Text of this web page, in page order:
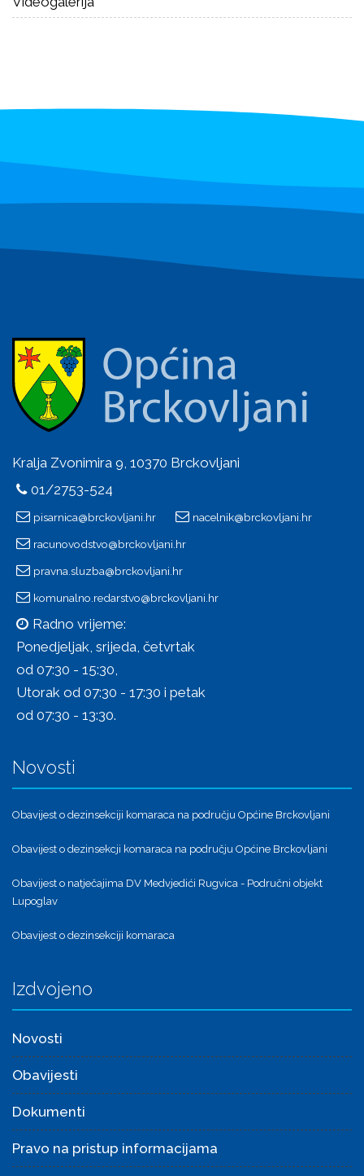
Kralja Zvonimira 9, 10370 Brckovljani
01/2753-524
pisarnica@brckovljani.hr nacelnik@brckovljani.hr
racunovodstvo@brckovljani.hr
pravna.sluzba@brckovljani.hr
komunalno.redarstvo@brckovljani.hr
Radno vrijeme:
Ponedjeljak, srijeda, četvrtak
od 07:30 - 15:30,
Utorak od 07:30 - 17:30 i petak
od 07:30 - 13:30.
Novosti
Obavijest o dezinsekciji komaraca na području Općine Brckovljani
Obavijest o dezinsekcji komaraca na području Općine Brckovljani
Obavijest o natječajima DV Medvjedići Rugvica - Područni objekt
Lupoglav
Obavijest o dezinsekciji komaraca
Izdvojeno
Novosti
Obavijesti
Dokumenti
Pravo na pristup informacijama